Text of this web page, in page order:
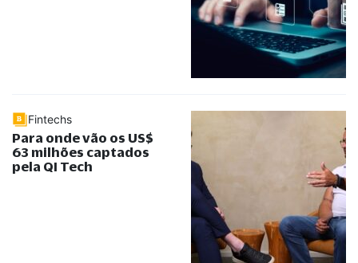
Fintechs
Para onde vão os US$
63 milhões captados
pela QI Tech